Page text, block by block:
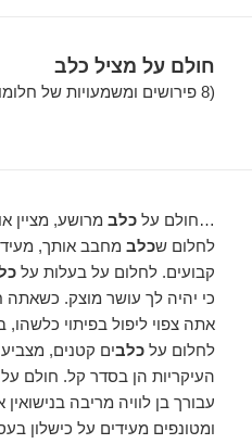
חולם על מציל כלב
(8 פירושים ומשמעויות של חלומות על מציל כלב)
…חולם עלכלב מרושע, מציין
לחלום שכלב מחבב אותך, מעיד
קבועים. לחלום על בעלות על
כי יהיה לך עושר מוצק. כשאתה
אתה צפוי ליפול בפיתוי
לחלום עלכלבים קטנים,
העיקריות הן בסדר קל. חולם
עבורך בן לוויה מריבה
ומטונפים מעידים על כישלון